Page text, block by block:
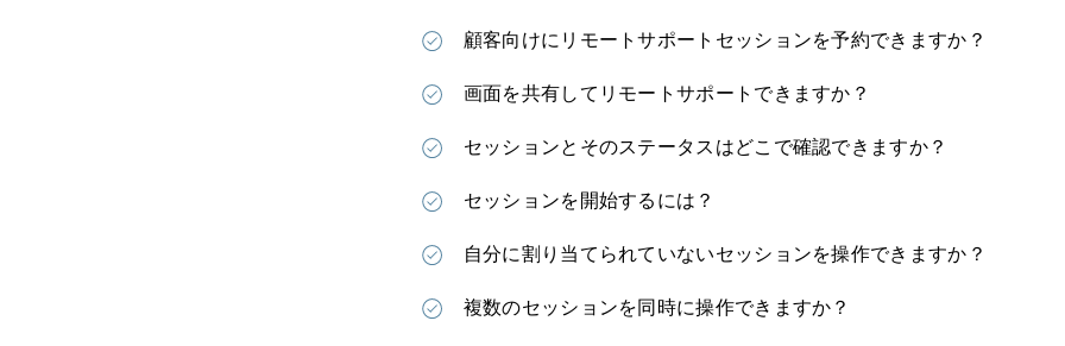
顧客向けにリモートサポートセッションを予約できますか？
画面を共有してリモートサポートできますか？
セッションとそのステータスはどこで確認できますか？
セッションを開始するには？
自分に割り当てられていないセッションを操作できますか？
複数のセッションを同時に操作できますか？